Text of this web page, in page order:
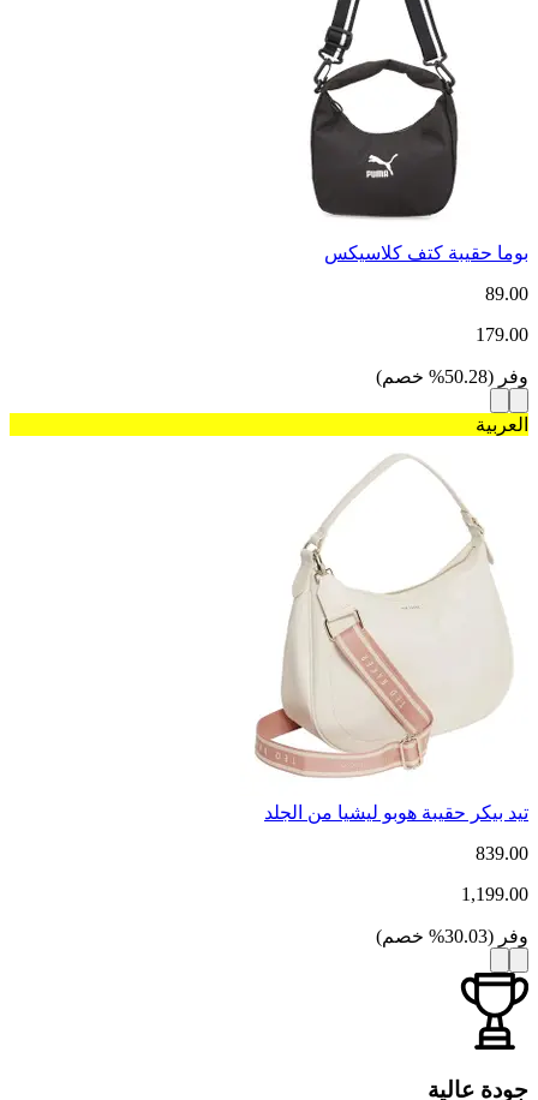
بوما حقيبة كتف كلاسيكس
89.00
179.00
وفر (
50.28
% خصم)
العربية
تيد بيكر حقيبة هوبو ليشيا من الجلد
839.00
1,199.00
وفر (
30.03
% خصم)
جودة عالية